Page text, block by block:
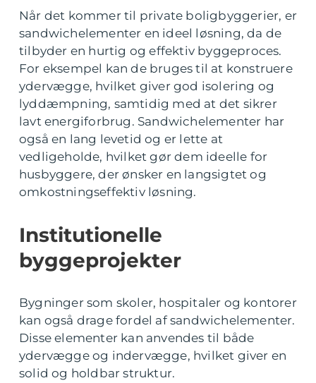
Når det kommer til private boligbyggerier, er
sandwichelementer en ideel løsning, da de
tilbyder en hurtig og effektiv byggeproces.
For eksempel kan de bruges til at konstruere
ydervægge, hvilket giver god isolering og
lyddæmpning, samtidig med at det sikrer
lavt energiforbrug. Sandwichelementer har
også en lang levetid og er lette at
vedligeholde, hvilket gør dem ideelle for
husbyggere, der ønsker en langsigtet og
omkostningseffektiv løsning.
Institutionelle
byggeprojekter
Bygninger som skoler, hospitaler og kontorer
kan også drage fordel af sandwichelementer.
Disse elementer kan anvendes til både
ydervægge og indervægge, hvilket giver en
solid og holdbar struktur.